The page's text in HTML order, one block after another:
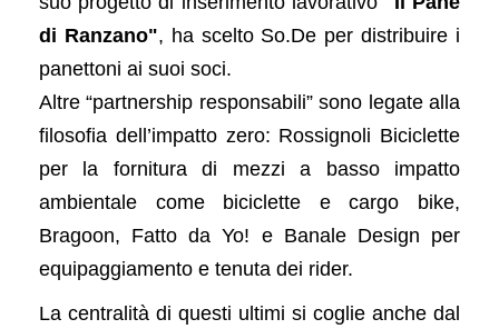
di Ranzano", ha scelto So.De per distribuire i
panettoni ai suoi soci.
Altre “partnership responsabili” sono legate alla
filosofia dell’impatto zero: Rossignoli Biciclette
per la fornitura di mezzi a basso impatto
ambientale come biciclette e cargo bike,
Bragoon, Fatto da Yo! e Banale Design per
equipaggiamento e tenuta dei rider.
La centralità di questi ultimi si coglie anche dal